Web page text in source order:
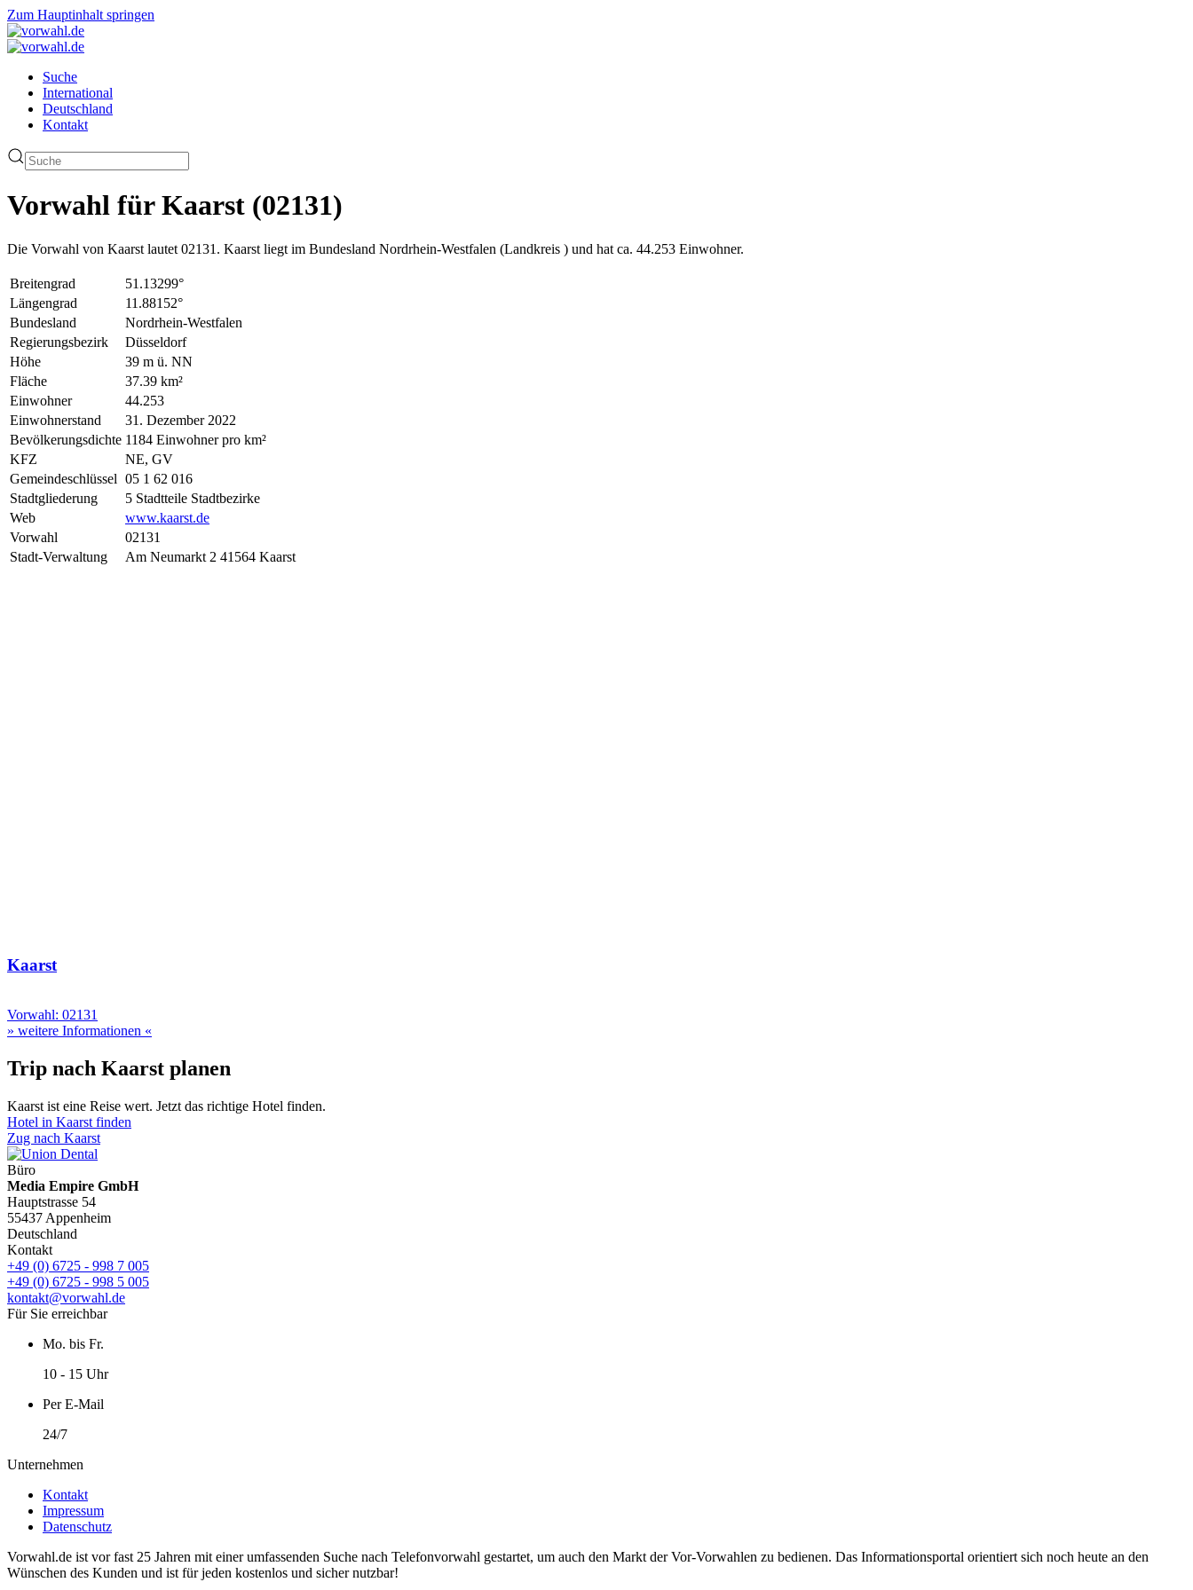
Zum Hauptinhalt springen
Suche
International
Deutschland
Kontakt
Vorwahl für Kaarst (02131)
Die Vorwahl von Kaarst lautet 02131. Kaarst liegt im Bundesland Nordrhein-Westfalen (Landkreis ) und hat ca. 44.253 Einwohner.
Breitengrad
51.13299°
Längengrad
11.88152°
Bundesland
Nordrhein-Westfalen
Regierungsbezirk
Düsseldorf
Höhe
39 m ü. NN
Fläche
37.39 km²
Einwohner
44.253
Einwohnerstand
31. Dezember 2022
Bevölkerungsdichte 1184 Einwohner pro km²
KFZ
NE, GV
Gemeindeschlüssel 05 1 62 016
Stadtgliederung
5 Stadtteile Stadtbezirke
Web
www.kaarst.de
Vorwahl
02131
Stadt-Verwaltung
Am Neumarkt 2 41564 Kaarst
Kaarst
Vorwahl: 02131
» weitere Informationen «
Trip nach Kaarst planen
Kaarst ist eine Reise wert. Jetzt das richtige Hotel finden.
Hotel in Kaarst finden
Zug nach Kaarst
Büro
Media Empire GmbH
Hauptstrasse 54
55437 Appenheim
Deutschland
Kontakt
+49 (0) 6725 - 998 7 005
+49 (0) 6725 - 998 5 005
kontakt@vorwahl.de
Für Sie erreichbar
Mo. bis Fr.
10 - 15 Uhr
Per E-Mail
24/7
Unternehmen
Kontakt
Impressum
Datenschutz
Vorwahl.de ist vor fast 25 Jahren mit einer umfassenden Suche nach Telefonvorwahl gestartet, um auch den Markt der Vor-Vorwahlen zu bedienen. Das Informationsportal orientiert sich noch heute an den
Wünschen des Kunden und ist für jeden kostenlos und sicher nutzbar!